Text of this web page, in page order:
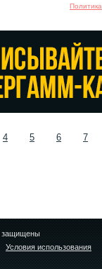
Политика
4 5 6 7
защищены
Условия использования